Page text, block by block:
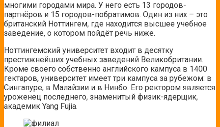
многими городами мира. У него есть 13 городов-
партнёров и 15 городов-побратимов. Один из них – это
британский Ноттингем, где находится высшее учебное
заведение, о котором пойдёт речь ниже.
Ноттингемский университет входит в десятку
престижнейших учебных заведений Великобритании.
Кроме своего собственно английского кампуса в 1400
гектаров, университет имеет три кампуса за рубежом: в
Сингапуре, в Малайзии и в Нинбо. Его ректором является
уроженец последнего, знаменитый физик-ядерщик,
академик Yang Fujia.